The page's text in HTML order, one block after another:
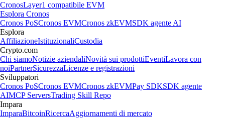
CronosLayer1 compatibile EVM
Esplora Cronos
Cronos PoSCronos EVMCronos zkEVMSDK agente AI
Esplora
AffiliazioneIstituzionaliCustodia
Crypto.com
Chi siamoNotizie aziendaliNovità sui prodottiEventiLavora con
noiPartnerSicurezzaLicenze e registrazioni
Sviluppatori
Cronos PoSCronos EVMCronos zkEVMPay SDKSDK agente
AIMCP ServersTrading Skill Repo
Impara
ImparaBitcoinRicercaAggiornamenti di mercato